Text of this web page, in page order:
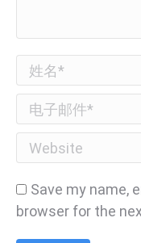
姓名 *
电子邮件 *
Website
Save my name,
browser for the